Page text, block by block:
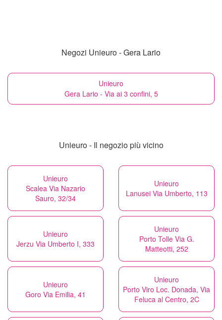
Negozi Unieuro - Gera Lario
Unieuro
Gera Lario - Via ai 3 confini, 5
Unieuro - Il negozio più vicino
Unieuro
Scalea Via Nazario
Sauro, 32/34
Unieuro
Lanusei Via Umberto, 113
Unieuro
Jerzu Via Umberto I, 333
Unieuro
Porto Tolle Via G.
Matteotti, 252
Unieuro
Goro Via Emilia, 41
Unieuro
Porto Viro Loc. Donada, Via
Feluca al Centro, 2C